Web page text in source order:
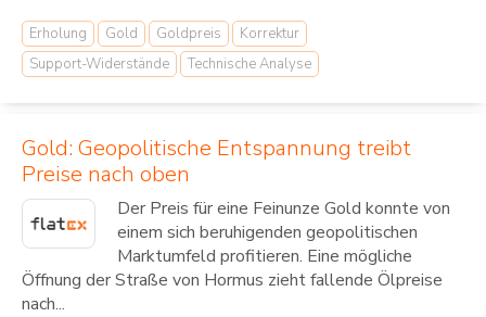
Erholung Gold Goldpreis
Korrektur
Support-Widerstände
Technische Analyse
Gold: Geopolitische Entspannung treibt
Preise nach oben
Der Preis für eine Feinunze Gold konnte von
einem sich beruhigenden geopolitischen
Marktumfeld profitieren. Eine mögliche
Öffnung der Straße von Hormus zieht fallende Ölpreise
nach...